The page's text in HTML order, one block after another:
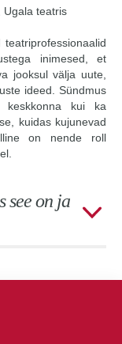
Ugala teatris
inimesed, et
jooksul välja uute,
ideed. Sündmus
keskkonna kui ka
kuidas kujunevad
on nende roll
see on ja